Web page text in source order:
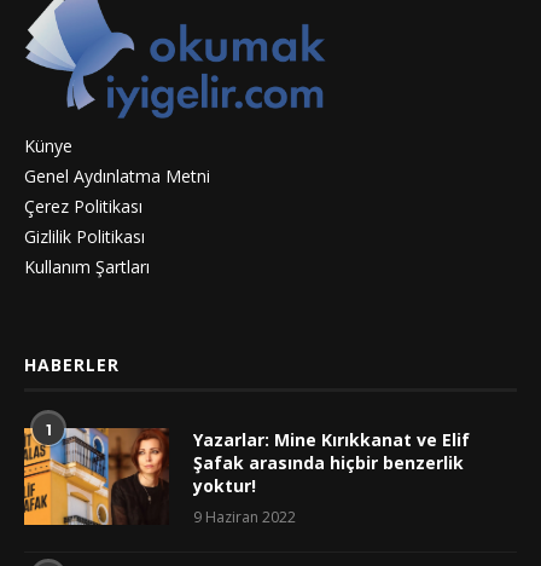
Künye
Genel Aydınlatma Metni
Çerez Politikası
Gizlilik Politikası
Kullanım Şartları
HABERLER
1
Yazarlar: Mine Kırıkkanat ve Elif
Şafak arasında hiçbir benzerlik
yoktur!
9 Haziran 2022